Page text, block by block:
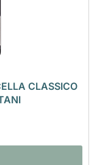
CLASSICO